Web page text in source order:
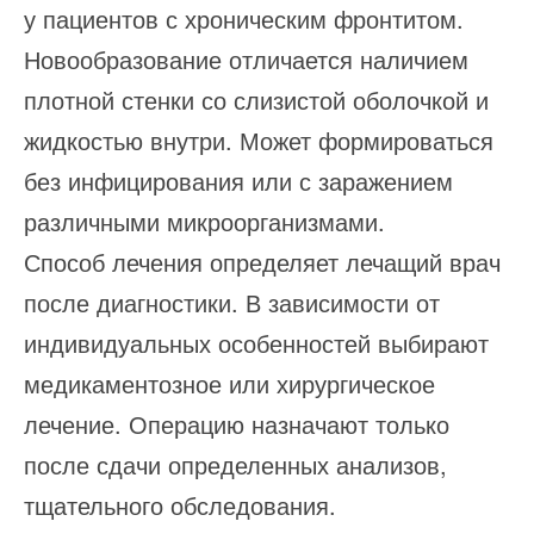
у пациентов с хроническим фронтитом.
Новообразование отличается наличием
плотной стенки со слизистой оболочкой и
жидкостью внутри. Может формироваться
без инфицирования или с заражением
различными микроорганизмами.
Способ лечения определяет лечащий врач
после диагностики. В зависимости от
индивидуальных особенностей выбирают
медикаментозное или хирургическое
лечение. Операцию назначают только
после сдачи определенных анализов,
тщательного обследования.